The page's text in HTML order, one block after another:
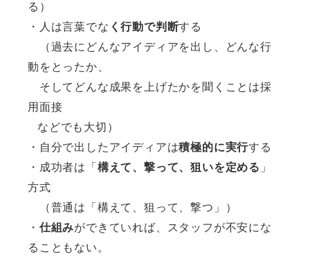
る）
・人は言葉でな く行動で判断する
（過去にどんなアイディアを出し、どんな行
動をとったか、
そしてどんな成果を上げたかを聞くことは採
用面接
などでも大切）
・自分で出したアイディアは積極的に実行する
・成功者は「 構えて、撃って、狙いを定める 」
方式
（普通は「構えて、狙って、撃つ」）
・ 仕組みができていれば、スタッフが不安にな
ることもない。